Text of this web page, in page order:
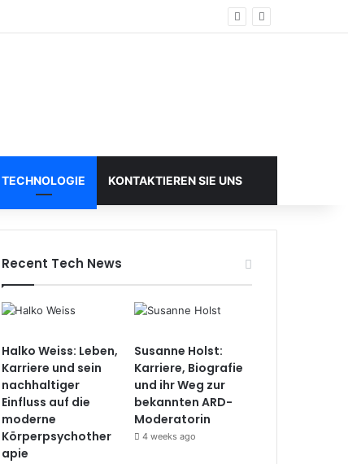
TECHNOLOGIE KONTAKTIEREN SIE UNS
Recent Tech News
Halko Weiss: Leben,
Karriere und sein
nachhaltiger
Einfluss auf die
moderne
Körperpsychother
apie
Susanne Holst:
Karriere, Biografie
und ihr Weg zur
bekannten ARD-
Moderatorin
4 weeks ago